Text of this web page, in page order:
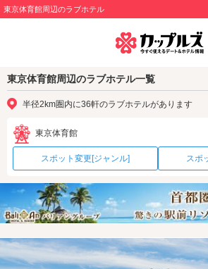
東京体育館周辺のラブホテル
東京体育館周辺のラブホテル一覧
半径2km圏内に36軒のラブホテルがあります
東京体育館
スポット変更[ジャンル] スポ